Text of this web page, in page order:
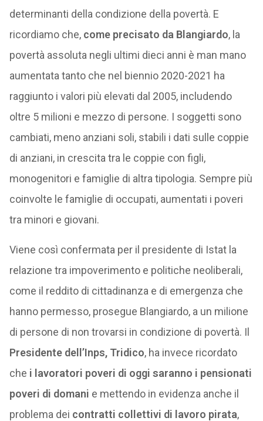
determinanti della condizione della povertà. E
ricordiamo che, come precisato da Blangiardo, la
povertà assoluta negli ultimi dieci anni è man mano
aumentata tanto che nel biennio 2020-2021 ha
raggiunto i valori più elevati dal 2005, includendo
oltre 5 milioni e mezzo di persone. I soggetti sono
cambiati, meno anziani soli, stabili i dati sulle coppie
di anziani, in crescita tra le coppie con figli,
monogenitori e famiglie di altra tipologia. Sempre più
coinvolte le famiglie di occupati, aumentati i poveri
tra minori e giovani.
Viene così confermata per il presidente di Istat la
relazione tra impoverimento e politiche neoliberali,
come il reddito di cittadinanza e di emergenza che
hanno permesso, prosegue Blangiardo, a un milione
di persone di non trovarsi in condizione di povertà. Il
Presidente dell’Inps, Tridico, ha invece ricordato
che i lavoratori poveri di oggi saranno i pensionati
poveri di domani e mettendo in evidenza anche il
problema dei contratti collettivi di lavoro pirata,